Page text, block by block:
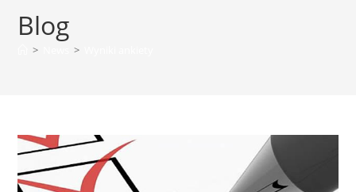
Blog
> >